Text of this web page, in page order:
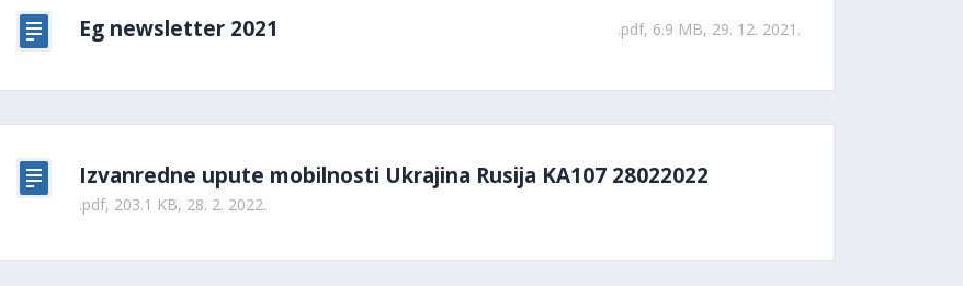
Eg newsletter 2021 .pdf, 6.9 MB, 29. 12. 2021.
Izvanredne upute mobilnosti Ukrajina Rusija KA107 28022022
.pdf, 203.1 KB, 28. 2. 2022.